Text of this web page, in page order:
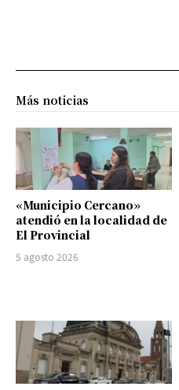
Más noticias
«Municipio Cercano»
atendió en la localidad de
El Provincial
5 agosto 2026